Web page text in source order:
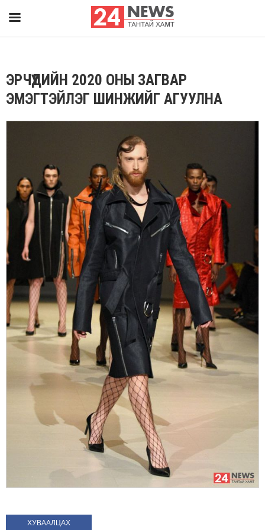
ЭРЧҮҮДИЙН 2020 ОНЫ ЗАГВАР
ЭМЭГТЭЙЛЭГ ШИНЖИЙГ АГУУЛНА
ХУВААЛЦАХ